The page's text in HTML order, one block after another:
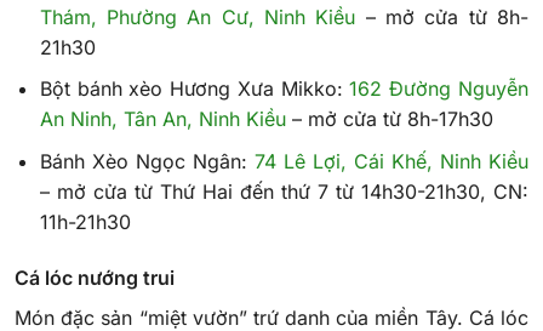
Thám, Phường An Cư, Ninh Kiều – mở cửa từ 8h-
21h30
Bột bánh xèo Hương Xưa Mikko:162 Đường Nguyễn
An Ninh, Tân An, Ninh Kiều– mở cửa từ 8h-17h30
Bánh Xèo Ngọc Ngân: 74 Lê Lợi, Cái Khế, Ninh Kiều
– mở cửa từ Thứ Hai đến thứ 7 từ 14h30-21h30, CN:
11h-21h30
Cá lóc nướng trui
Món đặc sản “miệt vườn” trứ danh của miền Tây. Cá lóc